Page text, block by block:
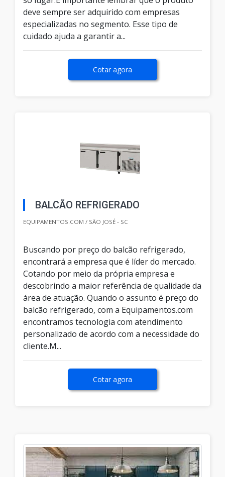
deve sempre ser adquirido com empresas
especializadas no segmento. Esse tipo de
cuidado ajuda a garantir a...
Cotar agora
BALCÃO REFRIGERADO
EQUIPAMENTOS.COM / SÃO JOSÉ - SC
Buscando por preço do balcão refrigerado,
encontrará a empresa que é líder do mercado.
Cotando por meio da própria empresa e
descobrindo a maior referência de qualidade da
área de atuação. Quando o assunto é preço do
balcão refrigerado, com a Equipamentos.com
encontramos tecnologia com atendimento
personalizado de acordo com a necessidade do
cliente.M...
Cotar agora